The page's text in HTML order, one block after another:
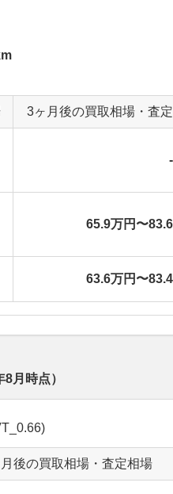
3ヶ月後の買取相場・査
65.9万円〜
63.6万円〜
8月 時点）
後の買取相場・査定相場